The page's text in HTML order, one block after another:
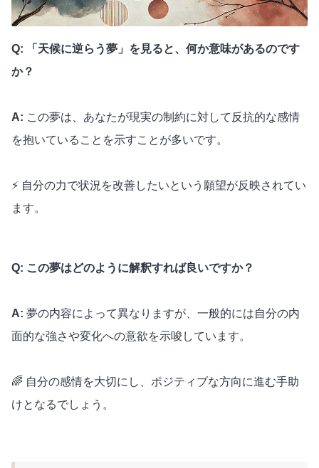
Q: 「天候に逆らう夢」を見ると、何か意味があるのです
か？
A: この夢は、あなたが現実の制約に対して反抗的な感情
を抱いていることを示すことが多いです。
⚡️ 自分の力で状況を改善したいという願望が反映されてい
ます。
Q: この夢はどのように解釈すれば良いですか？
A: 夢の内容によって異なりますが、一般的には自分の内
面的な強さや変化への意欲を示唆しています。
🌈 自分の感情を大切にし、ポジティブな方向に進む手助
けとなるでしょう。